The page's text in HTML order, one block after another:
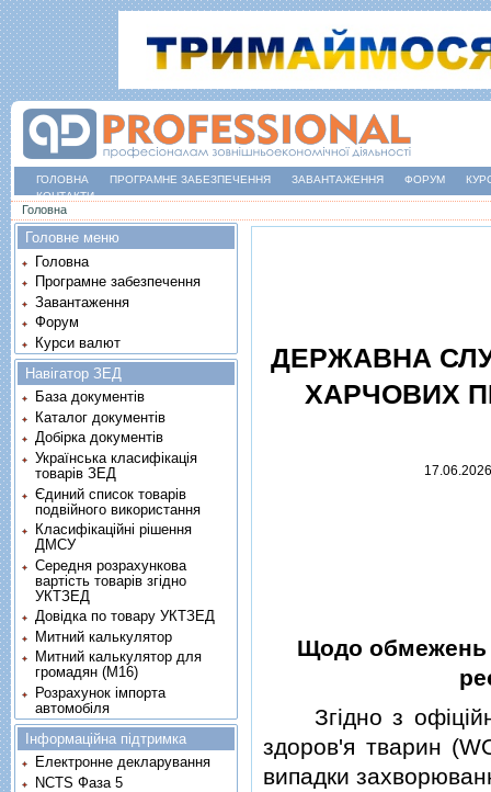
ГОЛОВНА ПРОГРАМНЕ ЗАБЕЗПЕЧЕННЯ ЗАВАНТАЖЕННЯ ФОРУМ
КОНТАКТИ
Ви є тут
Головна
ДЕРЖАВНА
ХАРЧОВИХ
17.06.2026
Щодо обмежень
Згiдно з
здоров'я тварин
випадки
Головне меню
Головна
Програмне забезпечення
Завантаження
Форум
Курси валют
Навігатор ЗЕД
База документів
Каталог документів
Добірка документів
Українська класифікація
товарів ЗЕД
Єдиний список товарів
подвійного використання
Класифікаційні рішення
ДМСУ
Середня розрахункова
вартість товарів згідно
УКТЗЕД
Довідка по товару УКТЗЕД
Митний калькулятор
Митний калькулятор для
громадян (М16)
Розрахунок імпорта
автомобіля
Інформаційна підтримка
Електронне декларування
NCTS Фаза 5